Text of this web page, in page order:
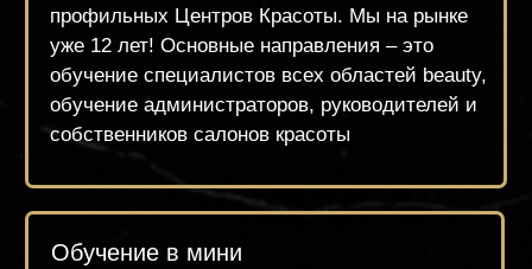
нашим студентам дипломы гос. Образца,
внесённого в систему ФИС ФРДО
Наша Академия предоставляет
комфортабельных классах с ремонтом,
работая на оригинальном современном
материалах. Вы будете чувствовать себя
Условия обучения и комфорт студента